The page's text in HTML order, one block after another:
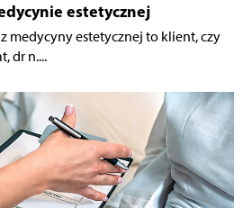
estetycznej
medycyny estetycznej to klient, czy
dr n....